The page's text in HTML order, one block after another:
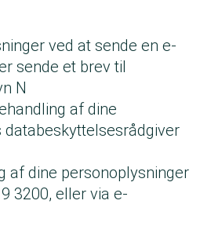
ved at sende en e-
sende et brev til
N
af dine
af dine personoplysninger
3200, eller via e-